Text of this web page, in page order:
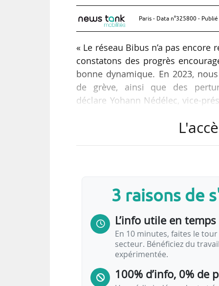
Paris - Data n°325800 -
« Le réseau Bibus n’a pas
constatons des progrès
bonne dynamique. En 2023,
de grève, ainsi que des
déclare Yohann Nédélec, vice-
3 raisons de
L’info utile en
En 10 minutes, faites le
secteur. Bénéficiez du
expérimentée.
100% d’info, 0% de